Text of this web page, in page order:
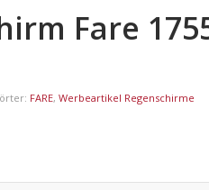
Fare
FARE,Werbeartikel Regenschirme